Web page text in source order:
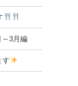
3月編
す